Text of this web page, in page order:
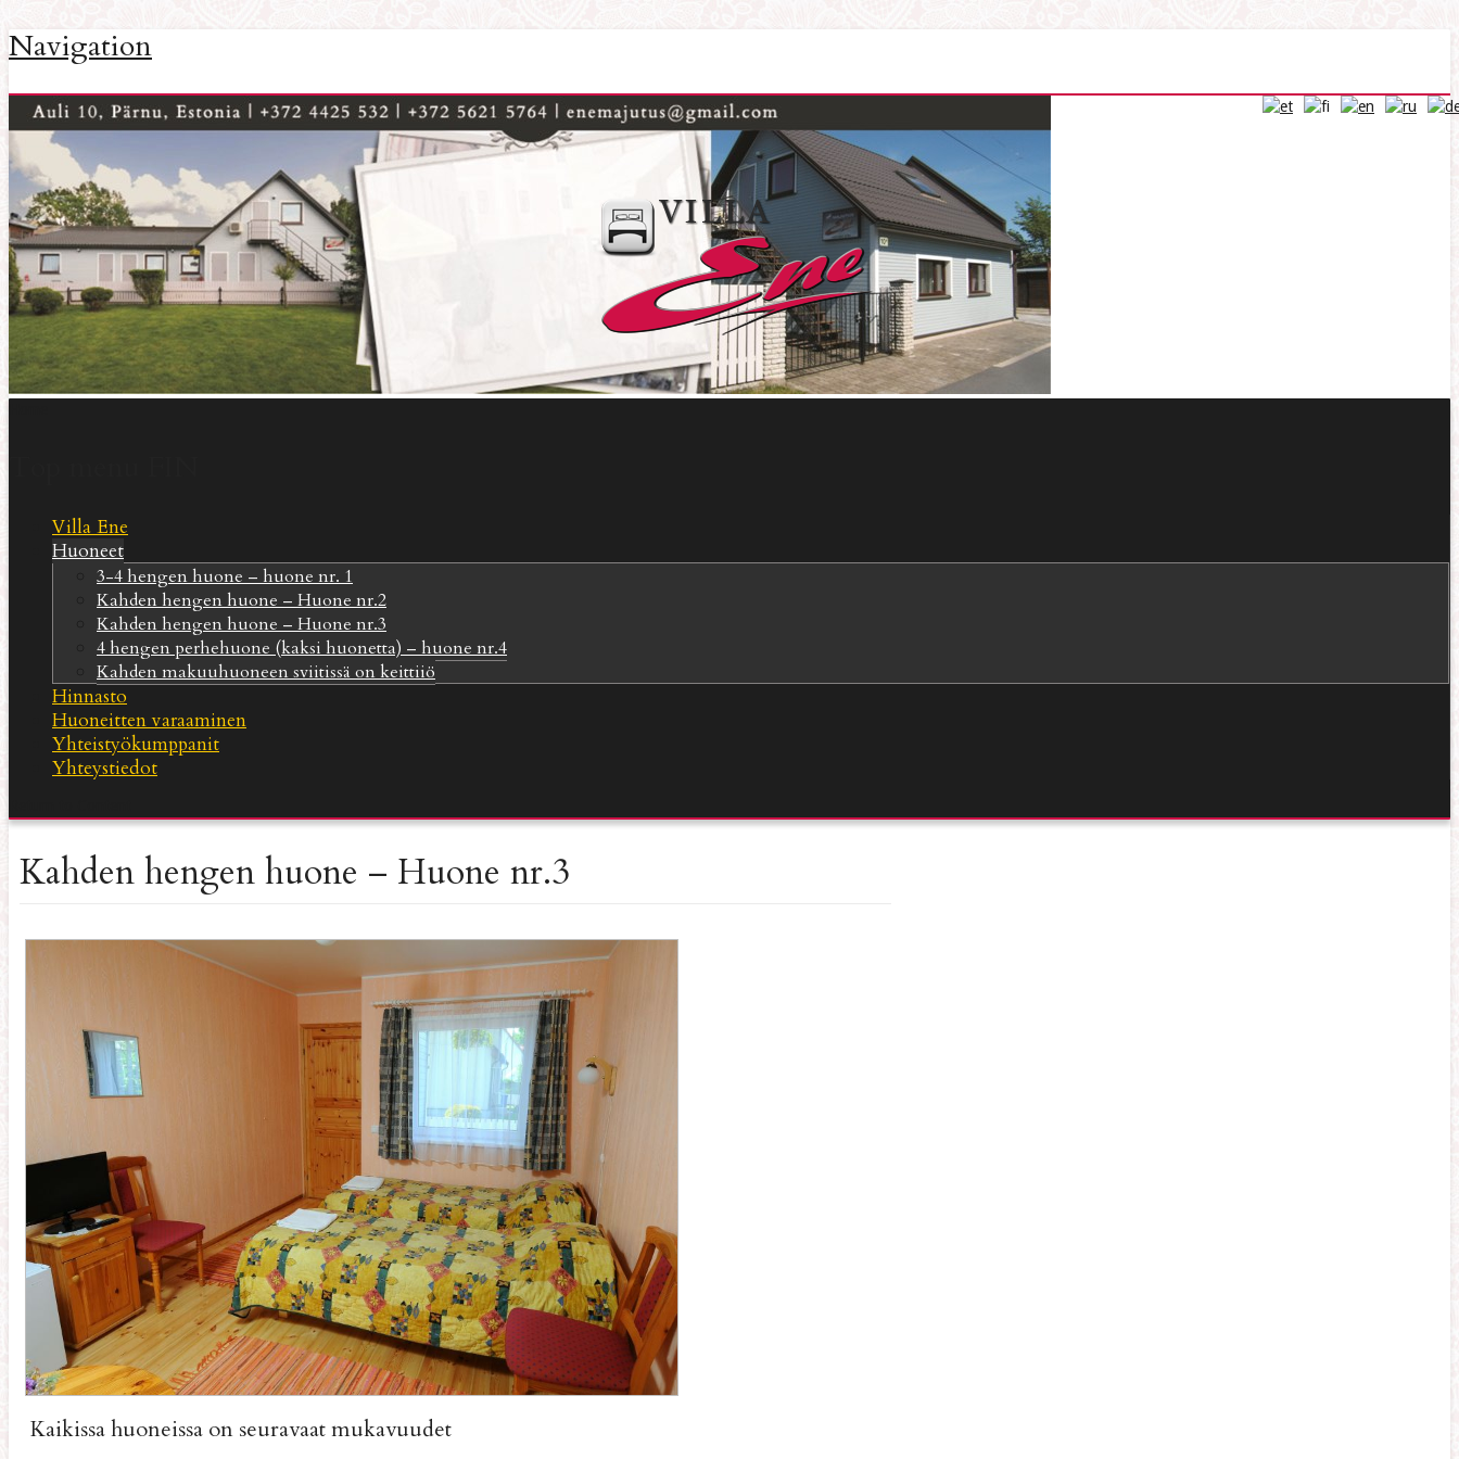
Navigation
Villa Ene
Huoneet
3-4 hengen huone – huone nr. 1
Kahden hengen huone – Huone nr.2
Kahden hengen huone – Huone nr.3
4 hengen perhehuone (kaksi huonetta) – huone nr.4
Kahden makuuhuoneen sviitissä on keittiiö
Hinnasto
Huoneitten varaaminen
Yhteistyökumppanit
Yhteystiedot
Kahden hengen huone – Huone nr.3
Kaikissa huoneissa on seuravaat mukavuudet